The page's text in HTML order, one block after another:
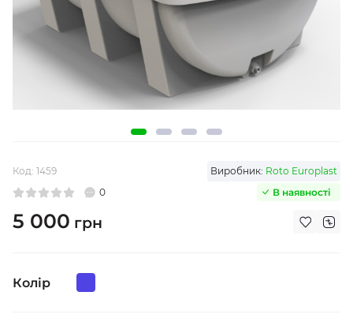
Код: 1459
В наявності
Виробник: Roto Europlast
0
5 000 грн
Колір